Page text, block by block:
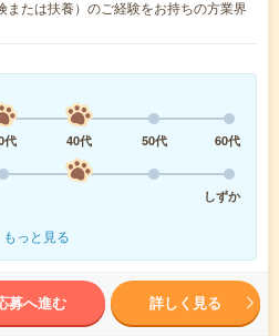
または扶養）のご経験をお持ちの方業界
代 40代 50代
60代
しずか
もっと見る
募へ進む 詳しく見る